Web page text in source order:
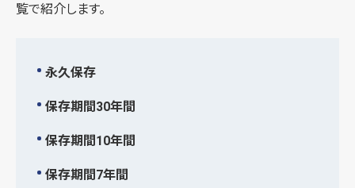
覧で紹介します。
永久保存
保存期間30年間
保存期間10年間
保存期間7年間